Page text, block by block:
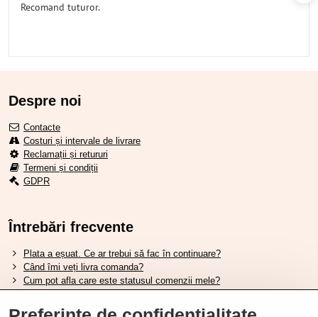
Recomand tuturor.
Despre noi
Contacte
Costuri și intervale de livrare
Reclamații și retururi
Termeni și condiții
GDPR
Întrebări frecvente
Plata a eșuat. Ce ar trebui să fac în continuare?
Când îmi veți livra comanda?
Cum pot afla care este statusul comenzii mele?
Vreau să îmi schimb comanda. Cum pot face asta?